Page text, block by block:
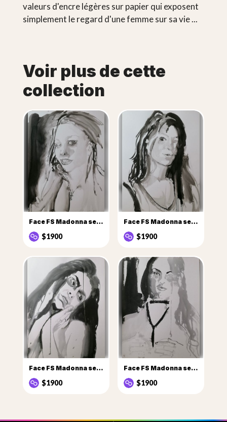
valeurs d'encre légères sur papier qui exposent
simplement le regard d'une femme sur sa vie ...
Voir plus de cette
collection
Face FS Madonna series - Les Pleureuses, n° 2 Tatiana
$1900
Face FS Madonna series - Les Pleureuses, n° 15 Nadejda v2
$1900
Face FS Madonna series - Les Pleureuses, n° 24 Vania
$1900
Face FS Madonna series - Les Pleureuses, n° 25 Frida
$1900